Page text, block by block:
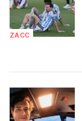
ZACC